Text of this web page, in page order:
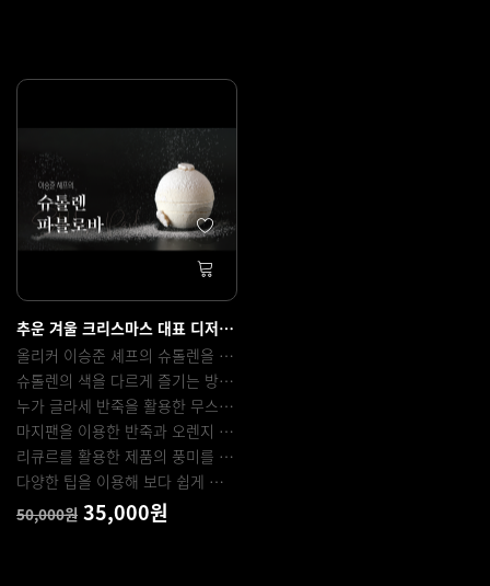
추운 겨울 크리스마스 대표 디저트 슈톨렌을 응용한 '슈톨렌 파블로바'
올리커 이승준 셰프의 슈톨렌을 응용한 레시피 입니다.
슈톨렌의 색을 다르게 즐기는 방법과 몰드를 활용해 머랭의 모양을 잡고 굽는 방법
누가 글라세 반죽을 활용한 무스를 만드는 방법
마지팬을 이용한 반죽과 오렌지 소스를 이용한 슈톨렌을 가볍게 즐기는 방법
리큐르를 활용한 제품의 풍미를 향상시키는 방법 등
다양한 팁을 이용해 보다 쉽게 만드는 파블로바 디저트입니다.
50,000원 35,000원